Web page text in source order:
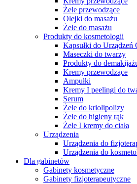
Żele przewodzące
Olejki do masażu
Żele do masażu
Produkty do kosmetologii
Kapsułki do Urządzeń
Maseczki do twarzy
Produkty do
Kremy przewodzące
Ampułki
Kremy I peelingi do
Serum
Żele do kriolipolizy
Żele do higieny rąk
Żele I kremy do ciała
Urządzenia
Urządzenia do
Urządzenia do
Dla gabinetów
Gabinety kosmetyczne
Gabinety fizjoterapeutyczne